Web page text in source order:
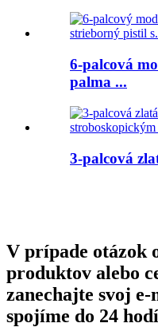
6-palcová
palma ...
3-palcová
V prípade otázok
produktov alebo
zanechajte svoj
spojíme do 24